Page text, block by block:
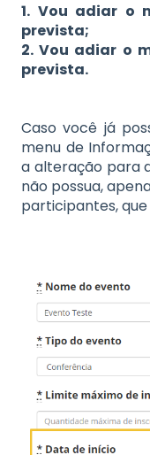
1. Vou adiar o
prevista;
2. Vou adiar o
prevista.
Caso você já
menu de
a alteração para
não possua,
participantes,